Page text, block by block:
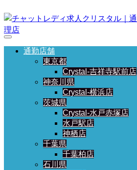
通勤店舗
東京都
Crystal-吉祥寺駅前店
神奈川県
Crystal-横浜店
茨城県
Crystal-水戸赤塚店
水戸駅店
神栖店
千葉県
千葉柏店
石川県